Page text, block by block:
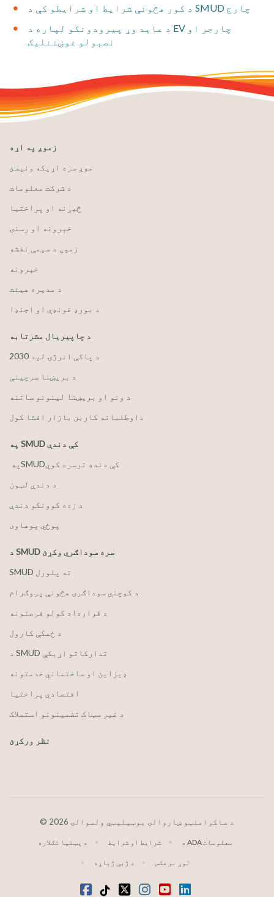
د کور هڅونې شرایط او شرایطو کې د SMUD چارج
د عاید وړ پیرودونکو لپاره د EV چارجر او
نصبولو غوښتنلیک
زموږ په اړه
موږ سره اړیکه ونیسئ
د شرکت معلومات
څیړنه او پراختیا
خبرونه او رسنۍ
زموږ د سیمې نقشه
خبرونه
د مدیره هیئت
د بورډ غونډې او اجنډا
د چاپیریال مشرتابه
2030 د پاکې انرژۍ لید
د بریښنا سرچینې
د ونو او بریښنا لینونو ساتنه
داوطلبانه کاربن بازار افشا کول
په SMUD کې دندې
په ‏‎SMUD‎‏ کې دنده ترسره کوي
د دندې لټون
د زده کوونکو دندې
پوځي پوهاوی
د SMUD سره سوداګري وکړئ
SMUD ته پلورل
د کوچني سوداګرۍ هڅونې پروګرام
د قرارداد کولو فرصتونه
د ځمکې کارول
د SMUD تدارکاتو اړیکې
ډیزاین او ساختماني خدمتونه
اقتصادي پراختیا
د غیر سټاک تضمینونو استملاک
نظر ورکړئ
© 2026 د ساکرامنټو ښاروالۍ یوټیلیټي ولسوالۍ
د پټتیا تګلاره شرایط او شرایط د ADA معلومات
د ژبې ژباړه لوړ برعکس
فیسبوک
ټیک ټاک
ټویټرانسټاګرام
یوټیوبLinkedIn